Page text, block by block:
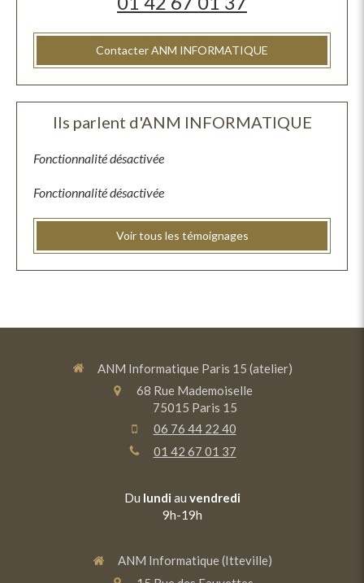
Contacter ANM INFORMATIQUE
Ils parlent d'ANM INFORMATIQUE
Fonctionnalité désactivée
Fonctionnalité désactivée
Voir tous les témoignages
ANM Informatique Paris 15 (atelier)
68 Rue Mademoiselle
75015 Paris 15
06 76 44 22 40
01 42 67 01 37
Du lundi au vendredi
9h-19h
ANM Informatique (Itteville)